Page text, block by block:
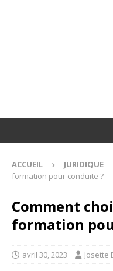
ACCUEIL JURIDIQUE
formation pour conduite ?
Comment
formation
avril 30, 2023 Josette